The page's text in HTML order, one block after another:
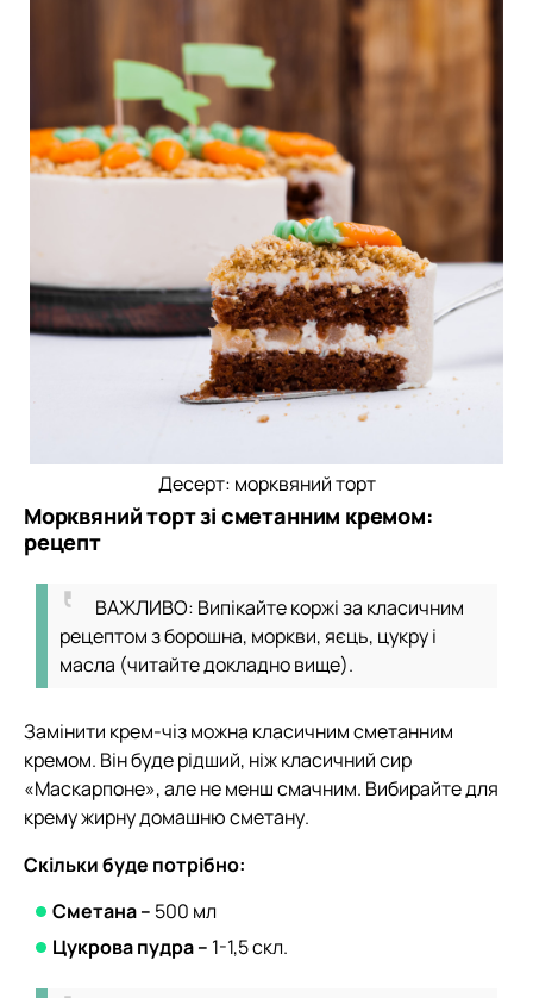
Десерт: морквяний торт
Морквяний торт зі сметанним кремом:
рецепт
ВАЖЛИВО: Випікайте коржі за класичним
рецептом з борошна, моркви, яєць, цукру і
масла (читайте докладно вище).
Замінити крем-чіз можна класичним сметанним
кремом. Він буде рідший, ніж класичний сир
«Маскарпоне», але не менш смачним. Вибирайте для
крему жирну домашню сметану.
Скільки буде потрібно:
Сметана – 500 мл
Цукрова пудра – 1-1,5 скл.